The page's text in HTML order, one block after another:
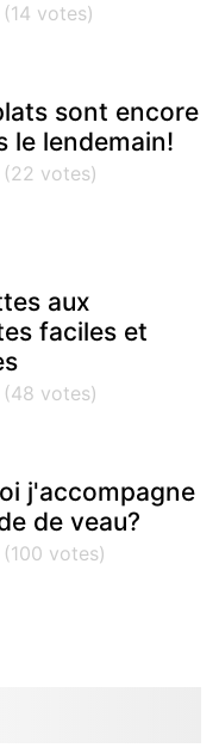
sont encore
le lendemain!
aux
faciles et
j'accompagne
de veau?